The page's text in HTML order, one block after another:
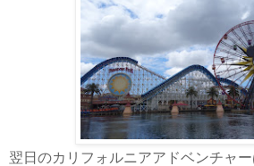
翌日のカリフォルニアアドベンチャ